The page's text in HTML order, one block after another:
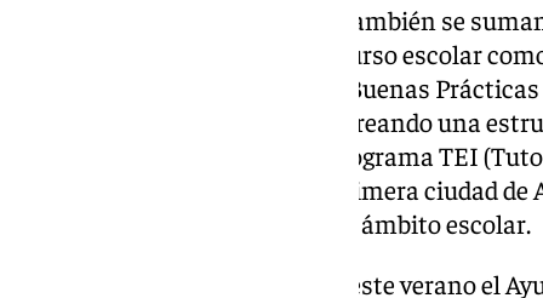
Inversiones que por supuesto también se
se desarrollarán a lo largo del curso escolar
2024/ 2025, el II Encuentro de Buenas
para reforzar lazos entre ellos creando una
profesorado o el impulso del programa TEI
de convertir a El Puerto en la primera ciudad
cualquier tipo de violencia en el ámbito escolar.
Cabe destacar que a lo largo de este verano el